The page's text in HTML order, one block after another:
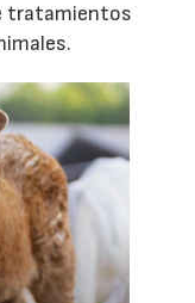
tratamientos